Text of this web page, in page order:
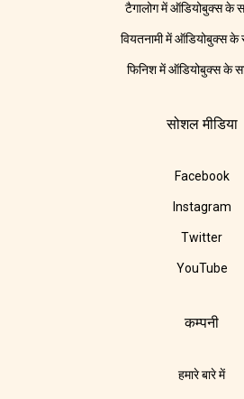
टैगालोग में ऑडियोबुक्स के
वियतनामी में ऑडियोबुक्स के
फिनिश में ऑडियोबुक्स के
सोशल मीडिया
Facebook
Instagram
Twitter
YouTube
कम्पनी
हमारे बारे में